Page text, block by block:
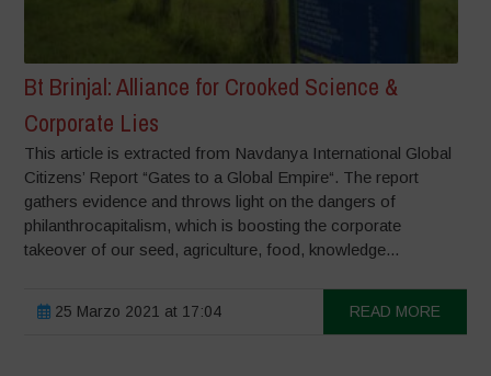
Bt Brinjal: Alliance for Crooked Science &
Corporate Lies
This article is extracted from Navdanya International Global
Citizens’ Report “Gates to a Global Empire“. The report
gathers evidence and throws light on the dangers of
philanthrocapitalism, which is boosting the corporate
takeover of our seed, agriculture, food, knowledge...
25 Marzo 2021 at 17:04 READ MORE